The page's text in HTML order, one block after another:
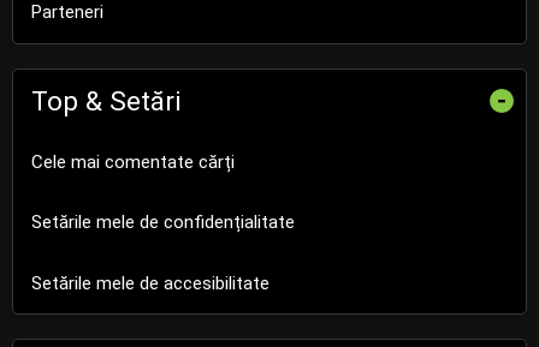
Parteneri
Top & Setări -
Cele mai comentate cărți
Setările mele de confidențialitate
Setările mele de accesibilitate